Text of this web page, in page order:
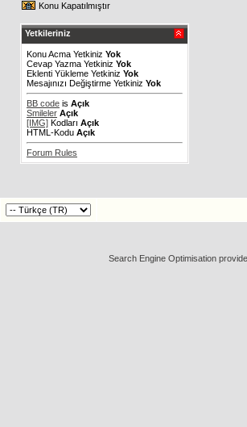
Konu Kapatılmıştır
Yetkileriniz
Konu Acma Yetkiniz Yok
Cevap Yazma Yetkiniz Yok
Eklenti Yükleme Yetkiniz Yok
Mesajınızı Değiştirme Yetkiniz Yok
BB code is Açık
Smileler Açık
[IMG] Kodları Açık
HTML-Kodu Açık
Forum Rules
Search Engine Optimisation